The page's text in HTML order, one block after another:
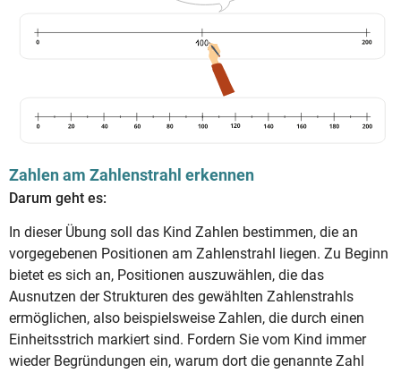
Zahlen am Zahlenstrahl erkennen
Darum geht es:
In dieser Übung soll das Kind Zahlen bestimmen, die an
vorgegebenen Positionen am Zahlenstrahl liegen. Zu Beginn
bietet es sich an, Positionen auszuwählen, die das
Ausnutzen der Strukturen des gewählten Zahlenstrahls
ermöglichen, also beispielsweise Zahlen, die durch einen
Einheitsstrich markiert sind. Fordern Sie vom Kind immer
wieder Begründungen ein, warum dort die genannte Zahl